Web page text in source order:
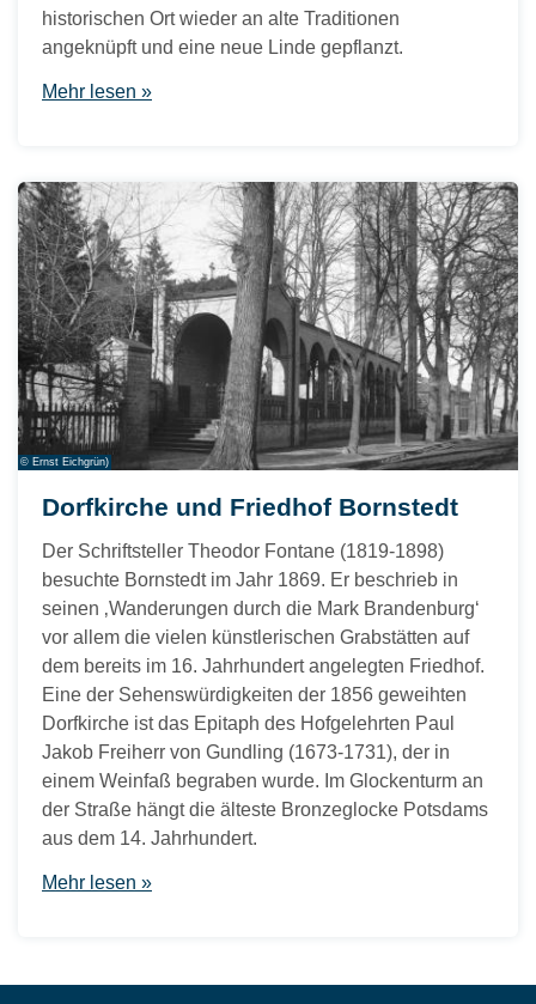
historischen Ort wieder an alte Traditionen
angeknüpft und eine neue Linde gepflanzt.
Mehr lesen »
© Ernst Eichgrün)
Dorfkirche und Friedhof Bornstedt
Der Schriftsteller Theodor Fontane (1819-1898)
besuchte Bornstedt im Jahr 1869. Er beschrieb in
seinen ‚Wanderungen durch die Mark Brandenburg‘
vor allem die vielen künstlerischen Grabstätten auf
dem bereits im 16. Jahrhundert angelegten Friedhof.
Eine der Sehenswürdigkeiten der 1856 geweihten
Dorfkirche ist das Epitaph des Hofgelehrten Paul
Jakob Freiherr von Gundling (1673-1731), der in
einem Weinfaß begraben wurde. Im Glockenturm an
der Straße hängt die älteste Bronzeglocke Potsdams
aus dem 14. Jahrhundert.
Mehr lesen »